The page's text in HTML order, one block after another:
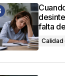
falta
Calidad